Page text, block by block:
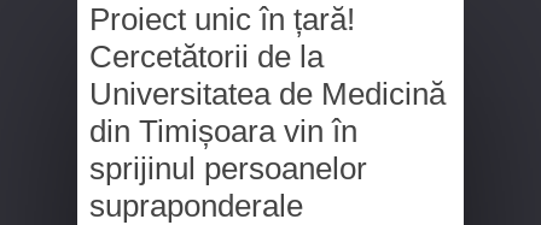
Proiect unic în țară!
Cercetătorii de la
Universitatea de Medicină
din Timișoara vin în
sprijinul persoanelor
supraponderale